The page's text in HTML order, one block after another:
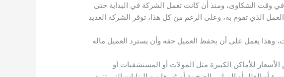
الشكاوى، ومنذ أن كانت تعمل الشركة في البداية حتى
الذي تقوم به، وعلى الرغم من كل هذا، توفر الشركة العديد
يعمل على أن يحفظ العميل حقه وأن يسترد العميل ماله
للأماكن الكبيرة مثل المولات أو المستشفيات أو